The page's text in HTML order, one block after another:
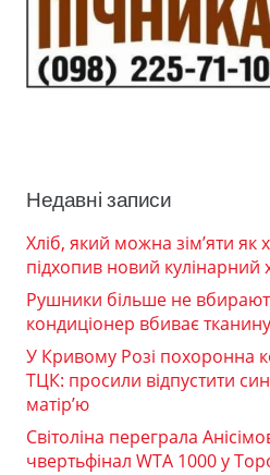
Недавні записи
Хліб, який можна зім’яти як
підхопив новий кулінарний
Рушники більше не
кондиціонер вбиває
У Кривому Розі похоронна
ТЦК: просили відпустити
матір’ю
Світоліна переграла
чвертьфінал WTA 1000 у